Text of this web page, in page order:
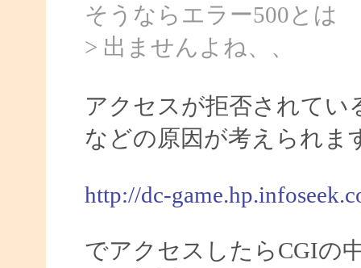
そうならエラー500とは
> 出ませんよね、、
アクセスが拒否されてい
などの原因が考えられま
http://dc-
でアクセスしたらCGIの